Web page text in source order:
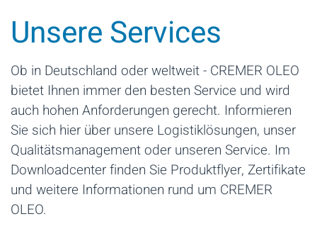
Unsere Services
Ob in Deutschland oder weltweit - CREMER OLEO
bietet Ihnen immer den besten Service und wird
auch hohen Anforderungen gerecht. Informieren
Sie sich hier über unsere Logistiklösungen, unser
Qualitätsmanagement oder unseren Service. Im
Downloadcenter finden Sie Produktflyer, Zertifikate
und weitere Informationen rund um CREMER
OLEO.